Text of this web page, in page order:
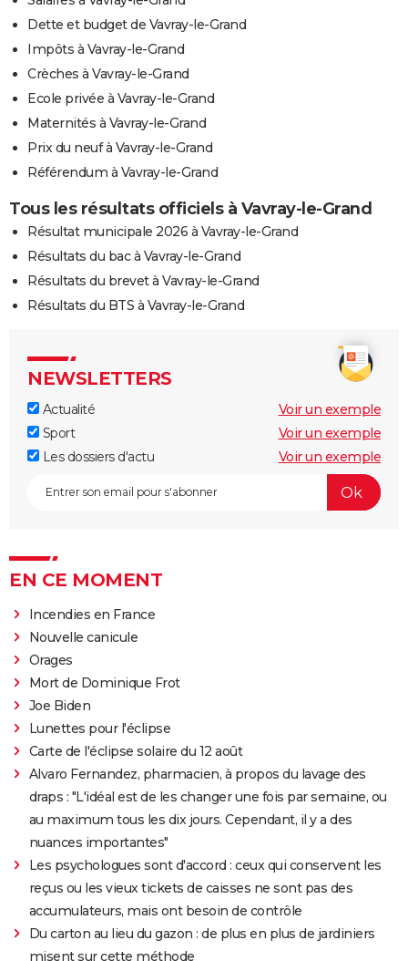
Dette et budget de Vavray-le-Grand
Impôts à Vavray-le-Grand
Crèches à Vavray-le-Grand
Ecole privée à Vavray-le-Grand
Maternités à Vavray-le-Grand
Prix du neuf à Vavray-le-Grand
Référendum à Vavray-le-Grand
Tous les résultats officiels à Vavray-le-Grand
Résultat municipale 2026 à Vavray-le-Grand
Résultats du bac à Vavray-le-Grand
Résultats du brevet à Vavray-le-Grand
Résultats du BTS à Vavray-le-Grand
NEWSLETTERS
Actualité
Voir un exemple
Sport
Voir un exemple
Les dossiers d'actu
Voir un exemple
EN CE MOMENT
Incendies en France
Nouvelle canicule
Orages
Mort de Dominique Frot
Joe Biden
Lunettes pour l'éclipse
Carte de l'éclipse solaire du 12 août
Alvaro Fernandez, pharmacien, à propos du lavage des
draps : "L'idéal est de les changer une fois par semaine, ou
au maximum tous les dix jours. Cependant, il y a des
nuances importantes"
Les psychologues sont d'accord : ceux qui conservent les
reçus ou les vieux tickets de caisses ne sont pas des
accumulateurs, mais ont besoin de contrôle
Du carton au lieu du gazon : de plus en plus de jardiniers
misent sur cette méthode